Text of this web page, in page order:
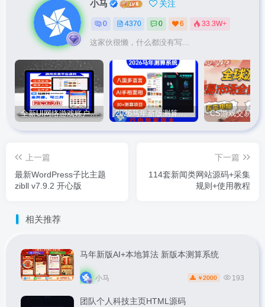
小马 关注
0 4370 0 6 33.3W+
这家伙很懒，什么都没有写...
全新UI网络游戏账户交易平台系统 全开源版本 2026马年新版测算系统源码
上一篇
最新WordPress子比主题
zibll v7.9.2 开心版
下一篇
114套新闻类网站源码+采集
规则+使用教程
相关推荐
马年新版AI+本地算法 新版本测算系统
小马 ￥ 2000 193
团队个人科技主页HTML源码